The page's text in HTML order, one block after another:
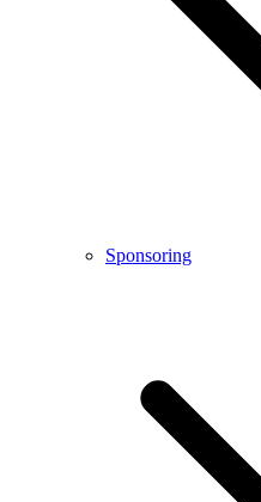
Sponsoring